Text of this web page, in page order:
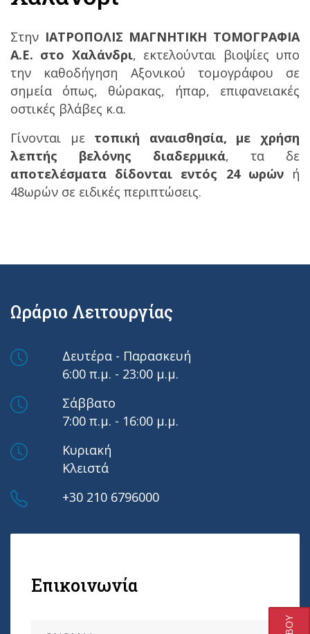
Στην ΙΑΤΡΟΠΟΛΙΣ ΜΑΓΝΗΤΙΚΗ ΤΟΜΟΓΡΑΦΙΑ
Α.Ε. στο Χαλάνδρι, εκτελούνται βιοψίες υπο
την καθοδήγηση Αξονικού τομογράφου σε
σημεία όπως, θώρακας, ήπαρ, επιφανειακές
οστικές βλάβες κ.α.
Γίνονται μετοπική αναισθησία, με χρήση
λεπτής βελόνης διαδερμικά, τα δε
αποτελέσματα δίδονται εντός 24 ωρώνή
48ωρών σε ειδικές περιπτώσεις.
Ωράριο Λειτουργίας
Δευτέρα - Παρασκευή
6:00 π.μ. - 23:00 μ.μ.
Σάββατο
7:00 π.μ. - 16:00 μ.μ.
Κυριακή
Κλειστά
+30 210 6796000
Επικοινωνία